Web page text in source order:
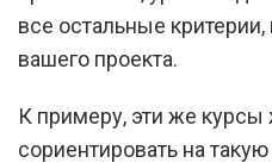
все остальные
вашего проекта.
К примеру, эти же
сориентировать на